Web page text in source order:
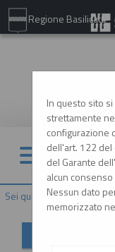
Regione Basilicata
Sei qui: Home»
In questo sito
strettamente
configurazione
dell'art. 122
del Garante
alcun
Nessun dato
memorizzato